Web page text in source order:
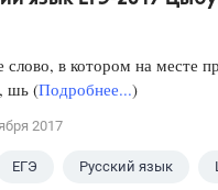
в котором на месте
шь (Подробнее...)
2017
ЕГЭ Русский язык